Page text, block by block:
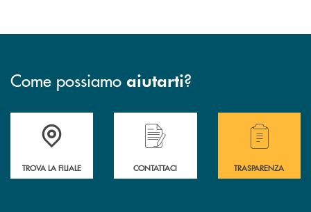
Come possiamo aiutarti?
Accedi all' elenco completo delle filiali .
TROVA LA FILIALE
Hai bisogno di assistenza immediata?
CONTATTACI
Hai bisogno di
TRASPARENZA